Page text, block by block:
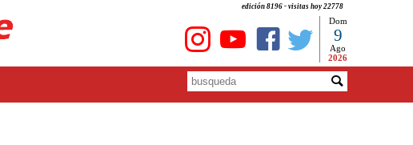
edición 8196 - visitas hoy 22778
Dom
9
Ago
2026